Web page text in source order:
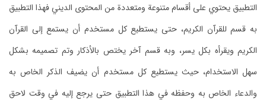
التطبيق يحتوي على أقسام متنوعة ومتعددة من المحتوى الديني فهذا التطبيق
به قسم للقرآن الكريم، حتى يستطيع كل مستخدم أن يستمع إلى القرآن
الكريم ويقرأه بكل يسر، وبه قسم آخر يختص بالأذكار وتم تصميمه بشكل
سهل الاستخدام، حيث يستطيع كل مستخدم أن يضيف الذكر الخاص به
والدعاء الخاص به وحفظه في هذا التطبيق حتى يرجع إليه في وقت لاحق